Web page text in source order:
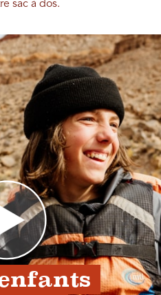
sac à dos.